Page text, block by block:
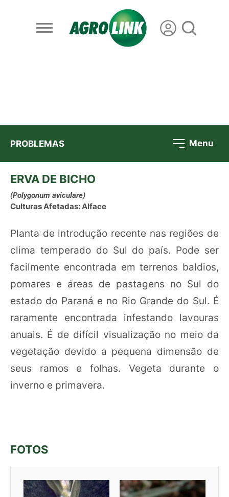
PROBLEMAS Menu
ERVA DE BICHO
(Polygonum aviculare)
Culturas Afetadas: Alface
Planta de introdução recente nas regiões de
clima temperado do Sul do país. Pode ser
facilmente encontrada em terrenos baldios,
pomares e áreas de pastagens no Sul do
estado do Paraná e no Rio Grande do Sul. É
raramente encontrada infestando lavouras
anuais. É de difícil visualização no meio da
vegetação devido a pequena dimensão de
seus ramos e folhas. Vegeta durante o
inverno e primavera.
FOTOS